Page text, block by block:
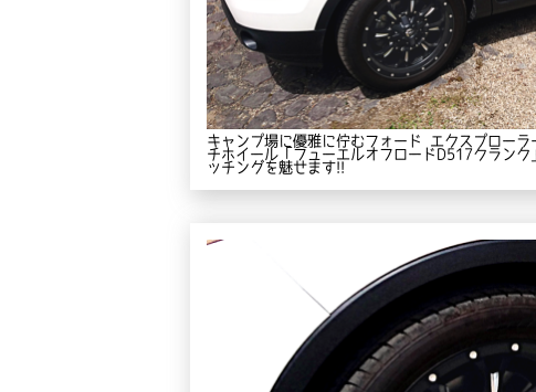
キャンプ場に優雅に佇むフォード エクスプロー
チホイール「フューエルオフロードD517クラン
ッチングを魅せます!!